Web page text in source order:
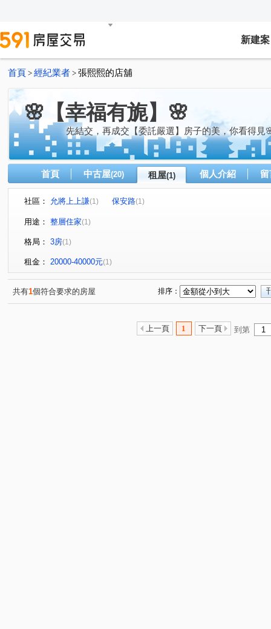
新建案
首頁 > 經紀業者 > 張熙熙的店舖
🌸【幸福有旎】🌸
先結交，再成交【委託嚴選】房子的美，你看得見
首頁 中古屋(20) 租屋(1) 個人介紹
社區： 允將上上謙(1) 保安路(1)
用途： 整層住家(1)
格局： 3房(1)
租金： 20000-40000元(1)
共有1個符合要求的房屋 排序：
上一頁 1 下一頁 到第